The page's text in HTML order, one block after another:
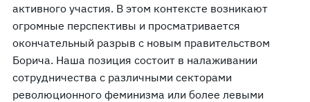
активного участия. В этом контексте возникают
огромные перспективы и просматривается
окончательный разрыв с новым правительством
Борича. Наша позиция состоит в налаживании
сотрудничества с различными секторами
революционного феминизма или более левыми